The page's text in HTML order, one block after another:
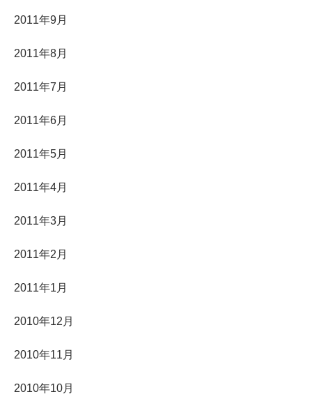
2011年9月
2011年8月
2011年7月
2011年6月
2011年5月
2011年4月
2011年3月
2011年2月
2011年1月
2010年12月
2010年11月
2010年10月